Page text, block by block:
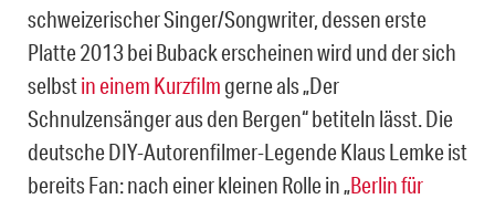
schweizerischer Singer/Songwriter, dessen erste
Platte 2013 bei Buback erscheinen wird und der sich
selbstin einem Kurzfilmgerne als „Der
Schnulzensänger aus den Bergen“ betiteln lässt. Die
deutsche DIY-Autorenfilmer-Legende Klaus Lemke ist
bereits Fan: nach einer kleinen Rolle in „Berlin für